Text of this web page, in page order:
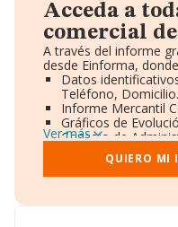
Acceda a
comercial
A través del informe
desde Einforma,
Datos
Teléfono, Domicilio.
Informe Mercantil
Gráficos de
Consejo de
Directivos y
Accionistas.
Participaciones y
Información oficial
Ver más
QUIERO MI